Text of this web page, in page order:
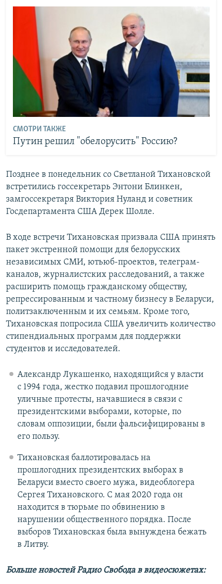
СМОТРИ ТАКЖЕ
Путин решил "обелорусить" Россию?
Позднее в понедельник со Светланой Тихановской
встретились госсекретарь Энтони Блинкен,
замгоссекретаря Виктория Нуланд и советник
Госдепартамента США Дерек Шолле.
В ходе встречи Тихановская призвала США принять
пакет экстренной помощи для белорусских
независимых СМИ, ютьюб-проектов, телеграм-
каналов, журналистских расследований, а также
расширить помощь гражданскому обществу,
репрессированным и частному бизнесу в Беларуси,
политзаключенным и их семьям. Кроме того,
Тихановская попросила США увеличить количество
стипендиальных программ для поддержки
студентов и исследователей.
Александр Лукашенко, находящийся у власти
с 1994 года, жестко подавил прошлогодние
уличные протесты, начавшиеся в связи с
президентскими выборами, которые, по
словам оппозиции, были фальсифицированы в
его пользу.
Тихановская баллотировалась на
прошлогодних президентских выборах в
Беларуси вместо своего мужа, видеоблогера
Сергея Тихановского. С мая 2020 года он
находится в тюрьме по обвинению в
нарушении общественного порядка. После
выборов Тихановская была вынуждена бежать
в Литву.
Больше новостей Радио Свобода в видеосюжетах: